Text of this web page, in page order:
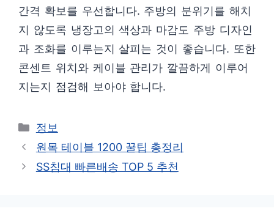
간격 확보를 우선합니다. 주방의 분위기를 해치
지 않도록 냉장고의 색상과 마감도 주방 디자인
과 조화를 이루는지 살피는 것이 좋습니다. 또한
콘센트 위치와 케이블 관리가 깔끔하게 이루어
지는지 점검해 보아야 합니다.
카
테
리
정보
원목 테이블 1200 꿀팁 총정리
SS침대 빠른배송 TOP 5 추천